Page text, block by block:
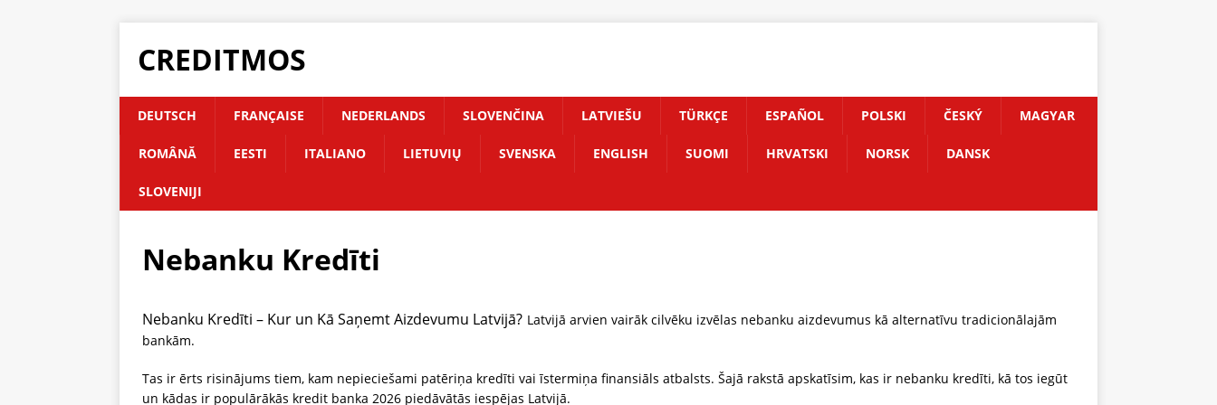
CREDITMOS
DEUTSCH FRANÇAISE NEDERLANDS SLOVENČINA LATVIEŠU TÜRKÇE ESPAÑOL POLSKI ČESKÝ MAGYAR
ROMÂNĂ EESTI ITALIANO LIETUVIŲ SVENSKA ENGLISH SUOMI HRVATSKI NORSK DANSK
SLOVENIJI
Nebanku Kredīti
Nebanku Kredīti – Kur un Kā Saņemt Aizdevumu Latvijā? Latvijā arvien vairāk cilvēku izvēlas nebanku aizdevumus kā alternatīvu tradicionālajām
bankām.
Tas ir ērts risinājums tiem, kam nepieciešami patēriņa kredīti vai īstermiņa finansiāls atbalsts. Šajā rakstā apskatīsim, kas ir nebanku kredīti, kā tos iegūt
un kādas ir populārākās kredit banka 2026 piedāvātās iespējas Latvijā.